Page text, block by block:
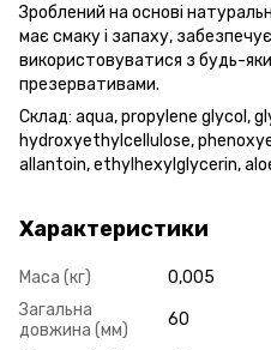
Зроблений на основі
має смаку і запаху,
використовуватися з будь-
презервативами.
Склад: aqua, propylene glycol,
hydroxyethylcellulose,
allantoin, ethylhexylglycerin,
Характеристики
Маса (кг)
0,005
Загальна
довжина (мм)
60